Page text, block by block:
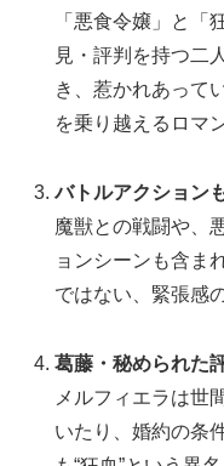
「悪食令嬢」と「
見・評判を持つ二
き、惹かれあって
を乗り越えるロマ
バトルアクション
魔獣との戦闘や、
ョンシーンも含ま
ではない、緊張感
葛藤・秘められた
メルフィエラは世
いたり、婚約の条